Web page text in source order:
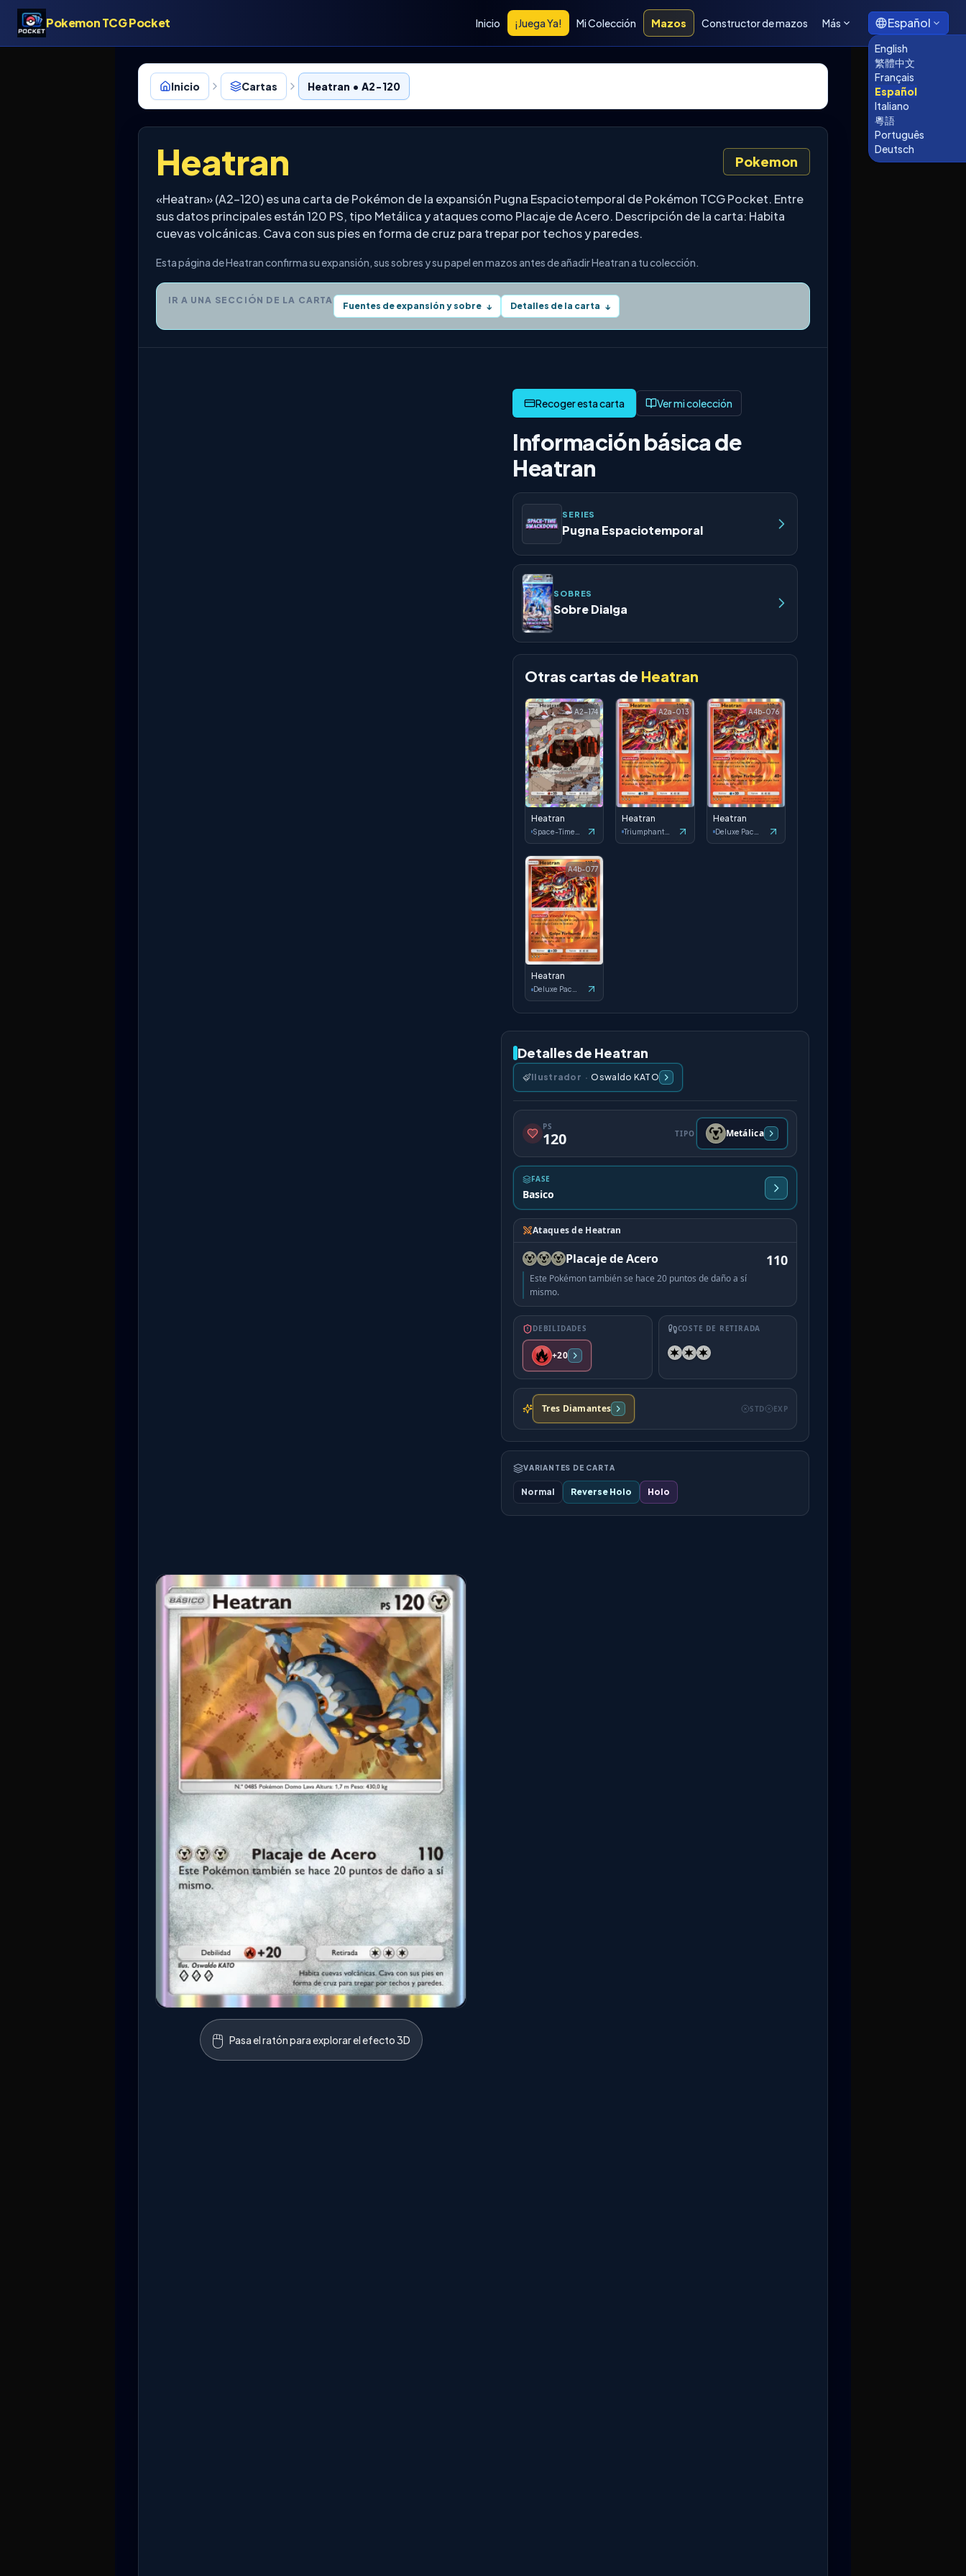
Pokemon TCG Pocket Inicio ¡Juega Ya! Mi Colección Mazos Constructor de mazos Más Español
English
繁體中文
Français
Español
Italiano
粵語
Português
Deutsch
Inicio Cartas Heatran • A2-120
Heatran Pokemon
«Heatran» (A2-120) es una carta de Pokémon de la expansión Pugna Espaciotemporal de Pokémon TCG Pocket. Entre
sus datos principales están 120 PS, tipo Metálica y ataques como Placaje de Acero. Descripción de la carta: Habita
cuevas volcánicas. Cava con sus pies en forma de cruz para trepar por techos y paredes.
Esta página de Heatran confirma su expansión, sus sobres y su papel en mazos antes de añadir Heatran a tu colección.
IR A UNA SECCIÓN DE LA CARTA
Fuentes de expansión y sobre ↓ Detalles de la carta ↓
🖱️ Pasa el ratón para explorar el efecto 3D
Ver mi colección
Información básica de
Heatran
SERIES
Pugna Espaciotemporal
SOBRES
Sobre Dialga
Otras cartas de Heatran
A2-174
Heatran
A2a-013
Heatran
A4b-076
Heatran
A4b-077
Heatran
Detalles de Heatran
Ilustrador · Oswaldo KATO
PS
120 TIPO Metálica
FASE
Basico
Ataques de Heatran
Placaje de Acero
Este Pokémon también se hace 20 puntos de daño a sí
mismo.
110
DEBILIDADES
+20
COSTE DE RETIRADA
Tres Diamantes STD EXP
VARIANTES DE CARTA
Normal Reverse Holo Holo